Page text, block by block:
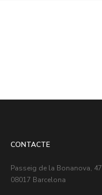
CONTACTE
Passeig de la Bonanova, 47
08017 Barcelona